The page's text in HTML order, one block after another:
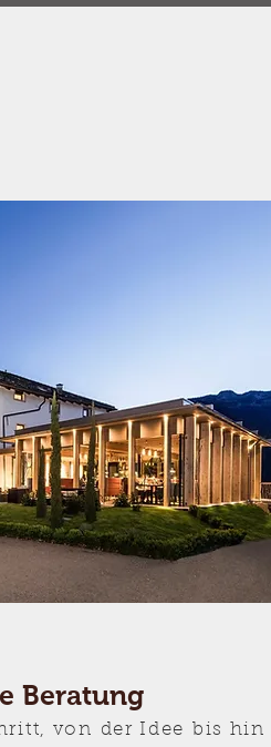
Beratung
von der Idee
bis hin